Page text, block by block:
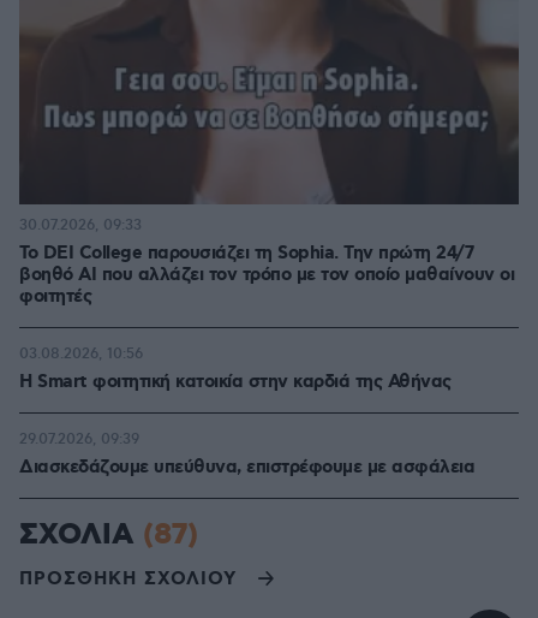
Το DEI College παρουσιάζει τη Sophia. Την πρώτη 24/7
βοηθό AI που αλλάζει τον τρόπο με τον οποίο μαθαίνουν οι
φοιτητές
30.07.2026, 09:33
Η Smart φοιτητική κατοικία στην καρδιά της Αθήνας
03.08.2026, 10:56
Διασκεδάζουμε υπεύθυνα, επιστρέφουμε με ασφάλεια
29.07.2026, 09:39
ΣΧΟΛΙΑ (87)
ΠΡΟΣΘΗΚΗ ΣΧΟΛΙΟΥ